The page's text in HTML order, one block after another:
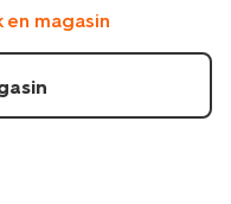
magasin